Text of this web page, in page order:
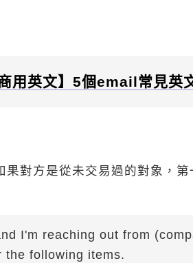
商用英文】5個email常見英
果對方是從未交易過的對象，
I'm reaching out from
the following items.